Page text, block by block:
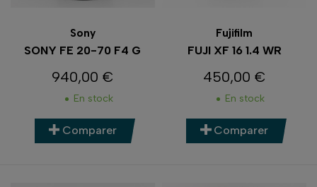
Sony
SONY FE 20-70 F4 G
Prix
940,00 €
En stock
Comparer
Fujifilm
FUJI XF 16 1.4 WR
Prix
450,00 €
En stock
Comparer